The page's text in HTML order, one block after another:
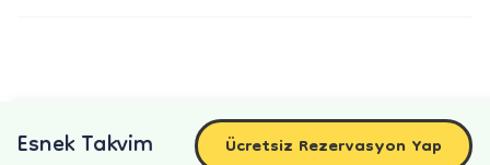
Esnek Takvim Ücretsiz Rezervasyon Yap